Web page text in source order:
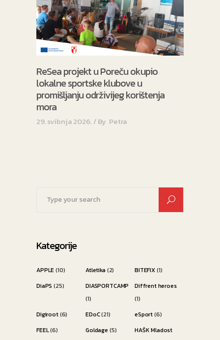
ReSea projekt u Poreču okupio
lokalne sportske klubove u
promišljanju održivijeg korištenja
mora
29. svibnja 2026. By Petra
Kategorije
APPLE(10) Atletika (2) BITEFIX(1)
DiaPS (25)
DIASPORTCAMP
(1)
Diffrent heroes
(1)
Digiroot(6) EDoC(21) eSport(6)
FEEL(6) Goldage (5)
HAŠK Mladost